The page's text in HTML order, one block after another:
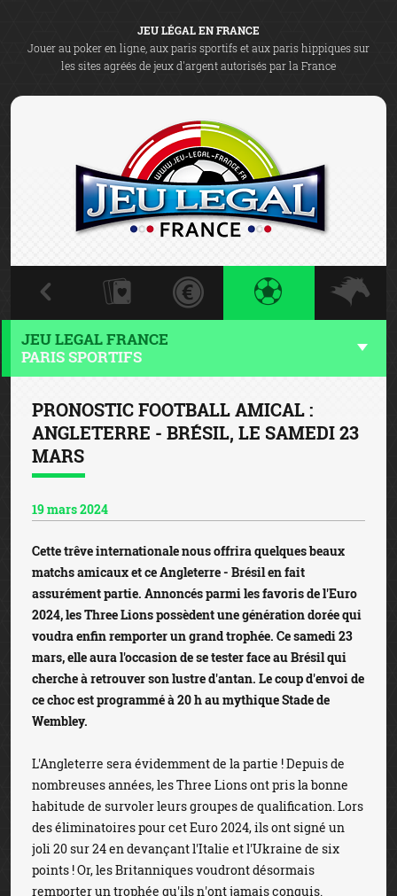
JEU LÉGAL EN FRANCE
Jouer au poker en ligne, aux paris sportifs et aux paris hippiques sur
les sites agréés de jeux d'argent autorisés par la France
JEU LEGAL FRANCE
PARIS SPORTIFS
PRONOSTIC FOOTBALL AMICAL :
ANGLETERRE - BRÉSIL, LE SAMEDI 23
MARS
19 mars 2024
Cette trêve internationale nous offrira quelques beaux
matchs amicaux et ce Angleterre - Brésil en fait
assurément partie. Annoncés parmi les favoris de l'Euro
2024, les Three Lions possèdent une génération dorée qui
voudra enfin remporter un grand trophée. Ce samedi 23
mars, elle aura l'occasion de se tester face au Brésil qui
cherche à retrouver son lustre d'antan. Le coup d'envoi de
ce choc est programmé à 20 h au mythique Stade de
Wembley.
L'Angleterre sera évidemment de la partie ! Depuis de
nombreuses années, les Three Lions ont pris la bonne
habitude de survoler leurs groupes de qualification. Lors
des éliminatoires pour cet Euro 2024, ils ont signé un
joli 20 sur 24 en devançant l'Italie et l'Ukraine de six
points ! Or, les Britanniques voudront désormais
remporter un trophée qu'ils n'ont jamais conquis.